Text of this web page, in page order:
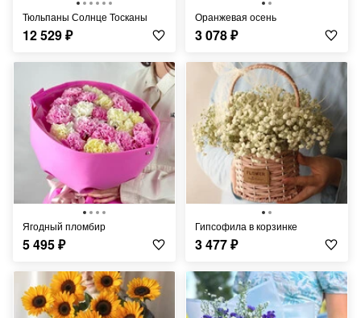
Тюльпаны Солнце Тосканы
12 529₽
Оранжевая осень
3 078₽
Ягодный пломбир
5 495₽
Гипсофила в корзинке
3 477₽